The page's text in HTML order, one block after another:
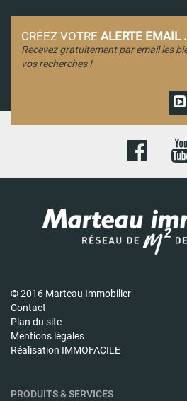
CRÉEZ VOTRE ALERTE EMAIL
Recevez gratuitement par email les
vos recherches !
© 2016 Marteau Immobilier
Contact
Plan du site
Mentions légales
Réalisation IMMOFACILE
PRODUITS & SERVICES